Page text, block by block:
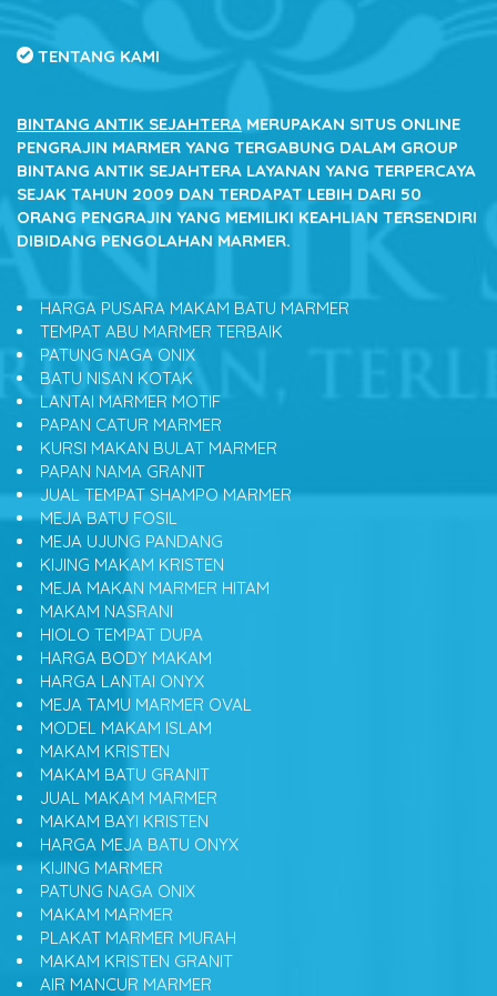
TENTANG KAMI
BINTANG ANTIK SEJAHTERA MERUPAKAN SITUS ONLINE
PENGRAJIN MARMER YANG TERGABUNG DALAM GROUP
BINTANG ANTIK SEJAHTERA LAYANAN YANG TERPERCAYA
SEJAK TAHUN 2009 DAN TERDAPAT LEBIH DARI 50
ORANG PENGRAJIN YANG MEMILIKI KEAHLIAN TERSENDIRI
DIBIDANG PENGOLAHAN MARMER.
HARGA PUSARA MAKAM BATU MARMER
TEMPAT ABU MARMER TERBAIK
PATUNG NAGA ONIX
BATU NISAN KOTAK
LANTAI MARMER MOTIF
PAPAN CATUR MARMER
KURSI MAKAN BULAT MARMER
PAPAN NAMA GRANIT
JUAL TEMPAT SHAMPO MARMER
MEJA BATU FOSIL
MEJA UJUNG PANDANG
KIJING MAKAM KRISTEN
MEJA MAKAN MARMER HITAM
MAKAM NASRANI
HIOLO TEMPAT DUPA
HARGA BODY MAKAM
HARGA LANTAI ONYX
MEJA TAMU MARMER OVAL
MODEL MAKAM ISLAM
MAKAM KRISTEN
MAKAM BATU GRANIT
JUAL MAKAM MARMER
MAKAM BAYI KRISTEN
HARGA MEJA BATU ONYX
KIJING MARMER
PATUNG NAGA ONIX
MAKAM MARMER
PLAKAT MARMER MURAH
MAKAM KRISTEN GRANIT
AIR MANCUR MARMER